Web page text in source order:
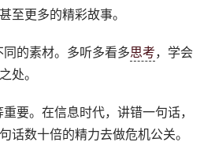
至更多的精彩故事。
的素材。多听多看多思考，学会
处。
要。在信息时代，讲错一句话，
话数十倍的精力去做危机公关。